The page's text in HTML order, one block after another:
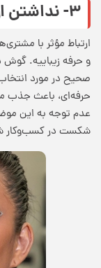
۳- نداشتن ارتباط خوب با مشتری
ارتباط مؤثر با
و حرفه زیباییه. گوش
صحیح در مورد
حرفه‌ای، باعث جذب
عدم توجه به این
شکست در کسب‌وکار